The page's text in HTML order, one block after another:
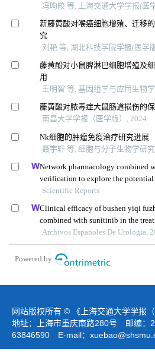
冯昫皎 等, 上海交通大学学报(医
新藤黄酸对喉癌细胞增殖、迁移
究
刘艳 等, 湖北科技学院学报(医学
藤黄酚对小鼠脾淋巴细胞增殖及
用
王明智 等, 基因组学与应用生物
藤黄酸对脓毒症大鼠肠道损伤的
南昌大学学报（医学版）, 2024
Nk细胞的肿瘤免疫治疗研究进展
聂宇轩 等, 细胞与分子生物学研
Network pharmacology combined
verification to explore the potential
naringenin in the treatment of
Scientific Reports
Clinical efficacy of bushen yiqi
combined with sunitinib in the
patients with renal cell carcinoma
their immune function
Archivos Espanoles De Urologia,
Powered by
网站版权所有 © 《上海交通大学学报
地址：上海市重庆南路280号 邮编
63846590 E-mail：